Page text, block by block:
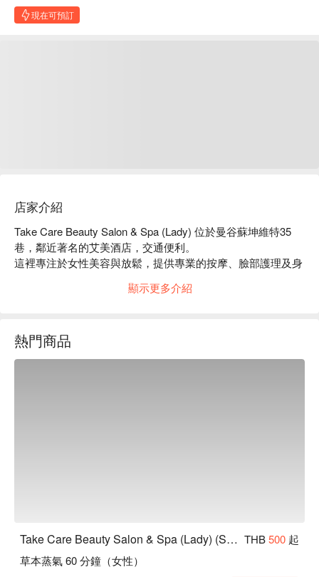
現在可預訂
店家介紹
Take Care Beauty Salon & Spa (Lady) 位於曼谷蘇坤維特35
巷，鄰近著名的艾美酒店，交通便利。
這裡專注於女性美容與放鬆，提供專業的按摩、臉部護理及身
顧客評價極高，讚譽其舒適的環境和專業的服務團隊，特別適
Salon & Spa 都是您的理想選擇。
用 FunNow 預訂立即享優惠！
顯示更多介紹
熱門商品
Take Care Beauty Salon & Spa (Lady) (Sukhumvit 35) THB500 起
草本蒸氣 60 分鐘（女性）